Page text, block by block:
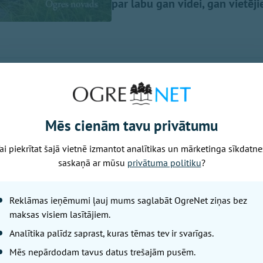
par labu gan videi, gan
Bioloģiskās lauksaimniecības asociācijas (LBLA)
BIO TOP 500, kas publicēts nozares žurnāla
pēc Lauku atbalsta dienesta statistikas par
platībām, kas 2026. gadā pieteiktas atbalstam.
pārsniedz 40 % atzīmi
apsaimniekotās lauksaimniecības zemes platība
piektajai daļai no visas lauksaimniecībā
īpatsvars virs valsts vidējā rādītāja ir jau 19
% robežu pārkāpuši divi novadi - Madonas novads
Mēs cienām tavu privātumu
piekrītat šajā vietnē izmantot analītikas un mārketinga
saskaņā ar mūsu privātuma politiku?
Reklāmas ieņēmumi ļauj mums saglabāt OgreNet ziņas bez
maksas visiem lasītājiem.
Analītika palīdz saprast, kuras tēmas tev ir svarīgas.
Mēs nepārdodam tavus datus trešajām pusēm.